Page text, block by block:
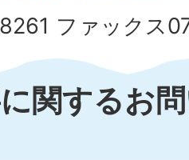
ファックス
関するお